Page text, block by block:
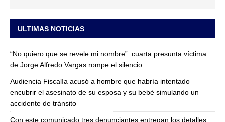
ULTIMAS NOTICIAS
“No quiero que se revele mi nombre”: cuarta presunta víctima
de Jorge Alfredo Vargas rompe el silencio
Audiencia Fiscalía acusó a hombre que habría intentado
encubrir el asesinato de su esposa y su bebé simulando un
accidente de tránsito
Con este comunicado tres denunciantes entregan los detalles